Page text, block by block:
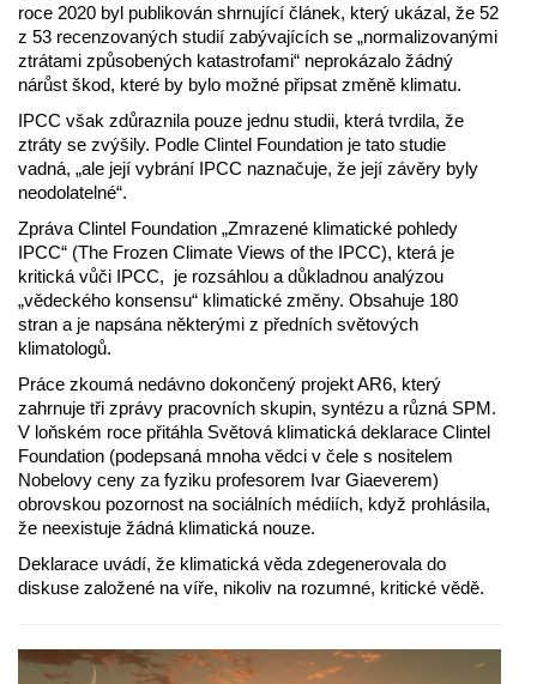
roce 2020 byl publikován shrnující článek, který ukázal, že 52
z 53 recenzovaných studií zabývajících se „normalizovanými
ztrátami způsobených katastrofami“ neprokázalo žádný
nárůst škod, které by bylo možné připsat změně klimatu.
IPCC však zdůraznila pouze jednu studii, která tvrdila, že
ztráty se zvýšily. Podle Clintel Foundation je tato studie
vadná, „ale její vybrání IPCC naznačuje, že její závěry byly
neodolatelné“.
Zpráva Clintel Foundation „Zmrazené klimatické pohledy
IPCC“ (The Frozen Climate Views of the IPCC), která je
kritická vůči IPCC, je rozsáhlou a důkladnou analýzou
„vědeckého konsensu“ klimatické změny. Obsahuje 180
stran a je napsána některými z předních světových
klimatologů.
Práce zkoumá nedávno dokončený projekt AR6, který
zahrnuje tři zprávy pracovních skupin, syntézu a různá SPM.
V loňském roce přitáhla Světová klimatická deklarace Clintel
Foundation (podepsaná mnoha vědci v čele s nositelem
Nobelovy ceny za fyziku profesorem Ivar Giaeverem)
obrovskou pozornost na sociálních médiích, když prohlásila,
že neexistuje žádná klimatická nouze.
Deklarace uvádí, že klimatická věda zdegenerovala do
diskuse založené na víře, nikoliv na rozumné, kritické vědě.